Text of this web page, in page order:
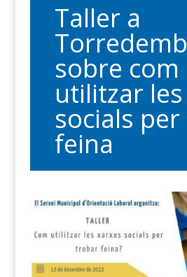
Taller a
sobre com
utilitzar
socials
feina